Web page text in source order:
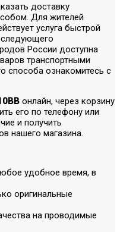
доставку
Для жителей
услуга быстрой
России доступна
транспортными
способа ознакомитесь с
онлайн, через корзину
его по телефону или
и получить
нашего магазина.
удобное время, в
оригинальные
на проводимые